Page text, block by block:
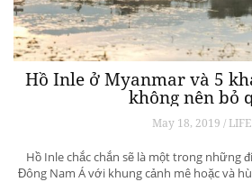
Hồ Inle ở Myanmar và 5
không nên bỏ
May 18, 2019 / LIFE
Hồ Inle chắc chắn sẽ là một trong những
Đông Nam Á với khung cảnh mê hoặc và